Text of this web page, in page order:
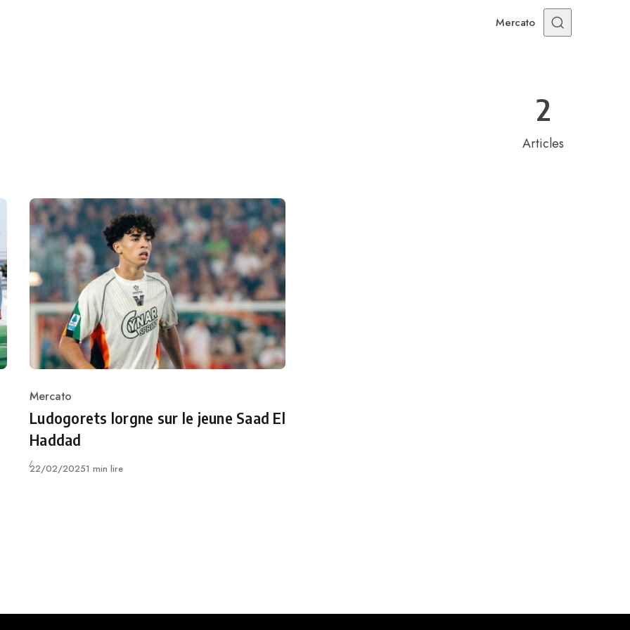
Mercato
2
Articles
Category
Mercato
Ludogorets lorgne sur le jeune Saad El
Haddad
Publié
22/02/20251 min lire